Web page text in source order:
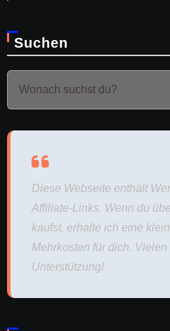
Suchen
Diese Webseite enthält
Affiliate-Links. Wenn du
kaufst, erhalte ich eine
Mehrkosten für dich.
Unterstützung!